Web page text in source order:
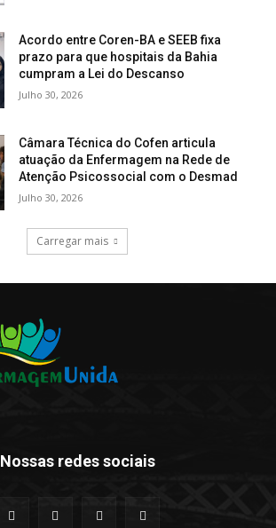
Acordo entre Coren-BA e SEEB fixa
prazo para que hospitais da Bahia
cumpram a Lei do Descanso
Julho 30, 2026
Câmara Técnica do Cofen articula
atuação da Enfermagem na Rede de
Atenção Psicossocial com o Desmad
Julho 30, 2026
Carregar mais
Nossas redes sociais